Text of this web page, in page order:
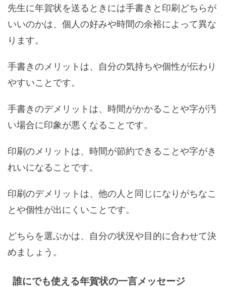
先生に年賀状を送るときには手書きと印刷どちらが
いいのかは、個人の好みや時間の余裕によって異な
ります。
手書きのメリットは、自分の気持ちや個性が伝わり
やすいことです。
手書きのデメリットは、時間がかかることや字が汚
い場合に印象が悪くなることです。
印刷のメリットは、時間が節約できることや字がき
れいになることです。
印刷のデメリットは、他の人と同じになりがちなこ
とや個性が出にくいことです。
どちらを選ぶかは、自分の状況や目的に合わせて決
めましょう。
誰にでも使える年賀状の一言メッセージ